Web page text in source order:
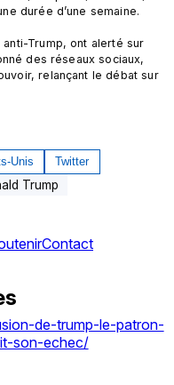
durée d’une semaine.
Trump, ont alerté sur
des réseaux sociaux,
relançant le débat sur
Unis Twitter
Trump
Contact
de-trump-le-patron-
son-echec/